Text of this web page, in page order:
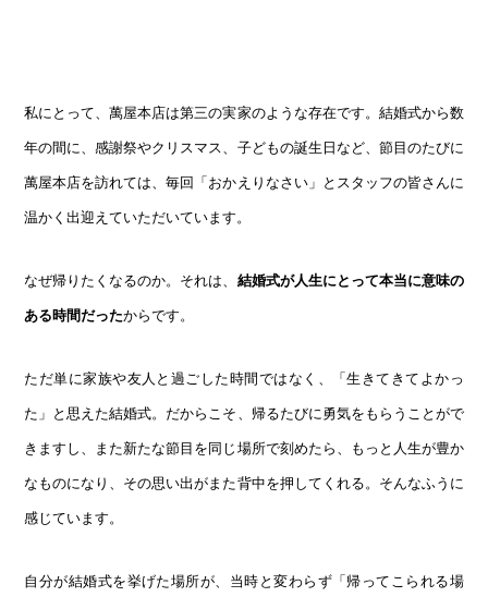
私にとって、萬屋本店は第三の実家のような存在です。結婚式から数
年の間に、感謝祭やクリスマス、子どもの誕生日など、節目のたびに
萬屋本店を訪れては、毎回「おかえりなさい」とスタッフの皆さんに
温かく出迎えていただいています。
なぜ帰りたくなるのか。それは、 結婚式が人生にとって本当に意味の
ある時間だったからです。
ただ単に家族や友人と過ごした時間ではなく、「生きてきてよかっ
た」と思えた結婚式。だからこそ、帰るたびに勇気をもらうことがで
きますし、また新たな節目を同じ場所で刻めたら、もっと人生が豊か
なものになり、その思い出がまた背中を押してくれる。そんなふうに
感じています。
自分が結婚式を挙げた場所が、当時と変わらず「帰ってこられる場